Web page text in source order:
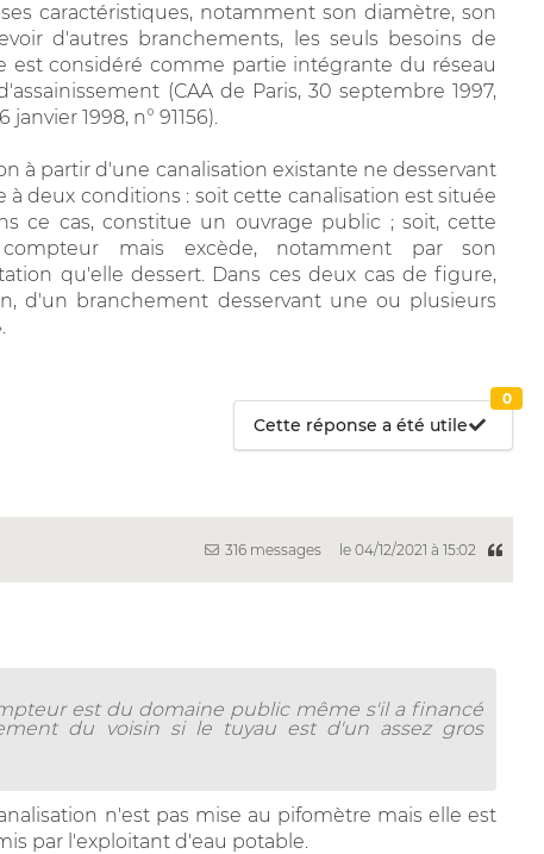
caractéristiques, notamment son diamètre, son
d'autres branchements, les seuls besoins de
est considéré comme partie intégrante du réseau
(CAA de Paris, 30 septembre 1997,
1998, n° 91156).
à partir d'une canalisation existante ne desservant
deux conditions : soit cette canalisation est située
ce cas, constitue un ouvrage public ; soit, cette
mais excède, notamment par son
qu'elle dessert. Dans ces deux cas de figure,
d'un branchement desservant une ou plusieurs
Cette réponse a été utile
0
316 messages le 04/12/2021 à 15:02
est du domaine public même s'il a financé
du voisin si le tuyau est d'un assez gros
n'est pas mise au pifomètre mais elle est
par l'exploitant d'eau potable.